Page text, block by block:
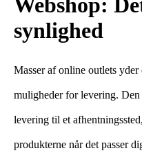
synlighed
Masser af online outlets
muligheder for levering.
levering til et
produkterne når det passer